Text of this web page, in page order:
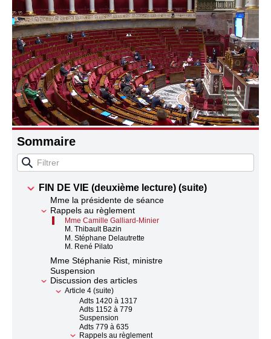
Connaissance, Histoire
Autres
Sommaire
FIN DE VIE (deuxième lecture) (suite)
Mme la présidente de séance
Rappels au règlement
Mme Camille Galliard-Minier
M. Thibault Bazin
M. Stéphane Delautrette
M. René Pilato
Mme Stéphanie Rist, ministre
Suspension
Discussion des articles
Article 4 (suite)
Adts 1420 à 1317
Adts 1152 à 779
Suspension
Adts 779 à 635
Rappels au règlement